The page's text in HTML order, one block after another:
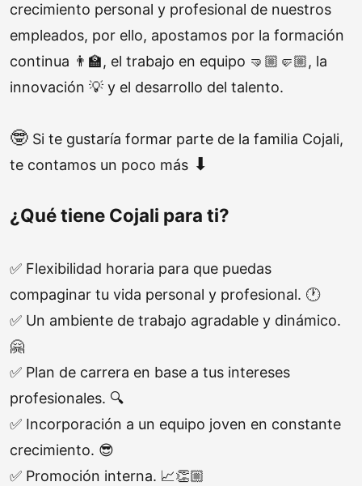
crecimiento personal y profesional de nuestros
empleados, por ello, apostamos por la formación
continua 👨‍🏫, el trabajo en equipo 🤜🏼🤛🏼, la
innovación 💡 y el desarrollo del talento.
🤓 Si te gustaría formar parte de la familia Cojali,
te contamos un poco más ⬇
¿Qué tiene Cojali para ti?
✅ Flexibilidad horaria para que puedas
compaginar tu vida personal y profesional. 🕐
✅ Un ambiente de trabajo agradable y dinámico.
🤗
✅ Plan de carrera en base a tus intereses
profesionales. 🔍
✅ Incorporación a un equipo joven en constante
crecimiento. 😎
✅ Promoción interna. 📈👏🏼